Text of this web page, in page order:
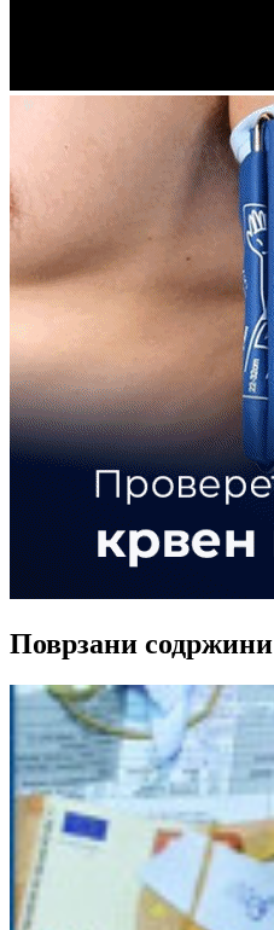
Поврзани содржини